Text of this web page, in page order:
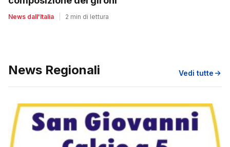
News dall'Italia 2 min di lettura
News Regionali Vedi tutte